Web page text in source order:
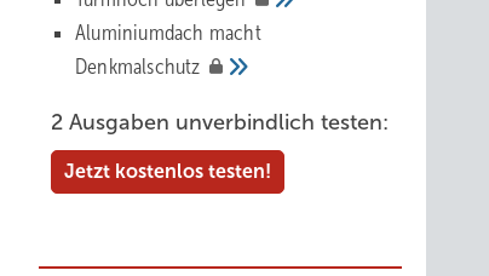
Aluminiumdach macht
Denkmalschutz
2 Ausgaben unverbindlich testen:
Jetzt kostenlos testen!